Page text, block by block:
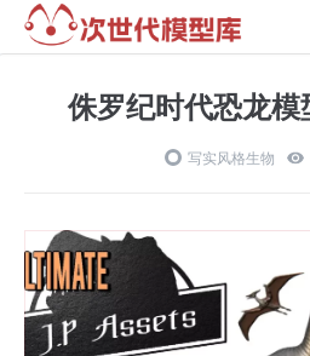
侏罗纪时代恐龙
写实风格生物